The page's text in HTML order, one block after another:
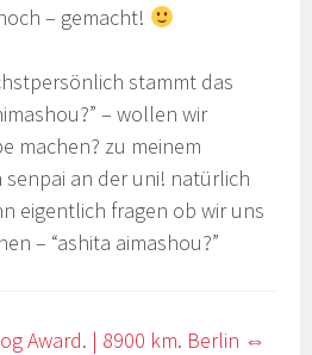
– gemacht!
stammt das
– wollen wir
machen? zu meinem
senpai an der uni! natürlich
eigentlich fragen ob wir uns
– “ashita aimashou?”
Award. | 8900 km. Berlin ⇔